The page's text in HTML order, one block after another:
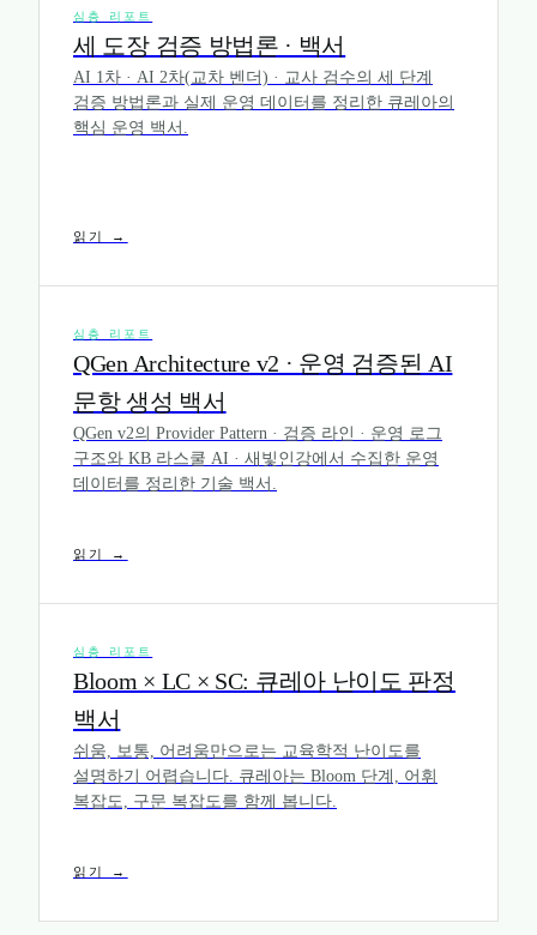
심층 리포트
세 도장 검증 방법론 · 백서
AI 1차 · AI 2차(교차 벤더) · 교사 검수의 세 단계
검증 방법론과 실제 운영 데이터를 정리한 큐레아의
핵심 운영 백서.
읽기 →
심층 리포트
QGen Architecture v2 · 운영 검증된 AI
문항 생성 백서
QGen v2의 Provider Pattern · 검증 라인 · 운영 로그
구조와 KB 라스쿨 AI · 새빛인강에서 수집한 운영
데이터를 정리한 기술 백서.
읽기 →
심층 리포트
Bloom × LC × SC: 큐레아 난이도 판정
백서
쉬움, 보통, 어려움만으로는 교육학적 난이도를
설명하기 어렵습니다. 큐레아는 Bloom 단계, 어휘
복잡도, 구문 복잡도를 함께 봅니다.
읽기 →